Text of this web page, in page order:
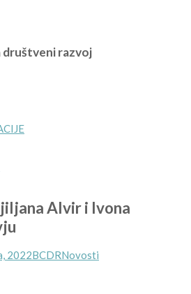
razvoj
Alvir i Ivona
2022Author
BCDRKategorije
Novosti